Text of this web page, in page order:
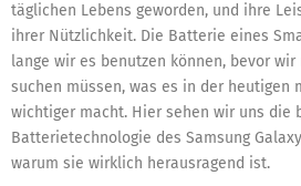
täglichen Lebens geworden, und ihre
ihrer Nützlichkeit. Die Batterie eines
lange wir es benutzen können, bevor
suchen müssen, was es in der heutigen
wichtiger macht. Hier sehen wir uns die
Batterietechnologie des Samsung
warum sie wirklich herausragend ist.